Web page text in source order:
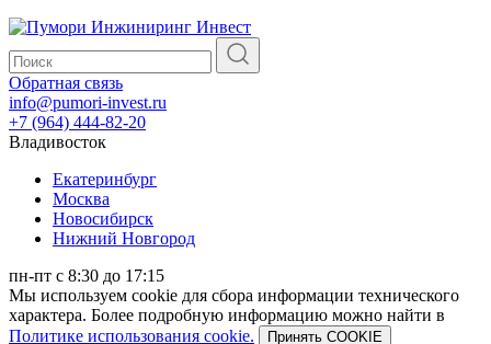
Обратная связь
info@pumori-invest.ru
+7 (964) 444-82-20
Владивосток
Екатеринбург
Москва
Новосибирск
Нижний Новгород
пн-пт с 8:30 до 17:15
Мы используем cookie для сбора информации технического
характера. Более подробную информацию можно найти в
Политике использования cookie.
Принять COOKIE